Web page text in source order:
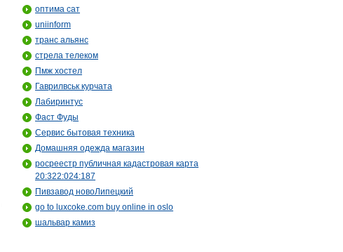
оптима сат
uniinform
транс альянс
стрела телеком
Пмж хостел
Гаврилвськ курчата
Лабиринтус
Фаст Фуды
Сервис бытовая техника
Домашняя одежда магазин
росреестр публичная кадастровая карта
20:322:024:187
Пивзавод новоЛипецкий
go to luxcoke.com buy online in oslo
шальвар камиз